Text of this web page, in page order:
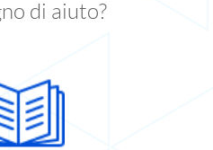
di aiuto?